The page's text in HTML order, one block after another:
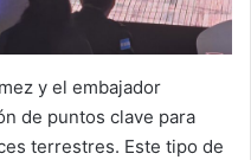
y el embajador
de puntos clave para
terrestres. Este tipo de